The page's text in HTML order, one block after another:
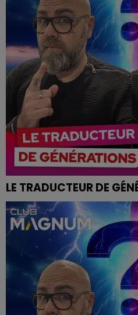
LE TRADUCTEUR DE
AVOIR UN COUP DANS LE NEZ